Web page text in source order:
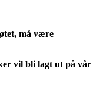
må være
vil bli lagt ut på vår